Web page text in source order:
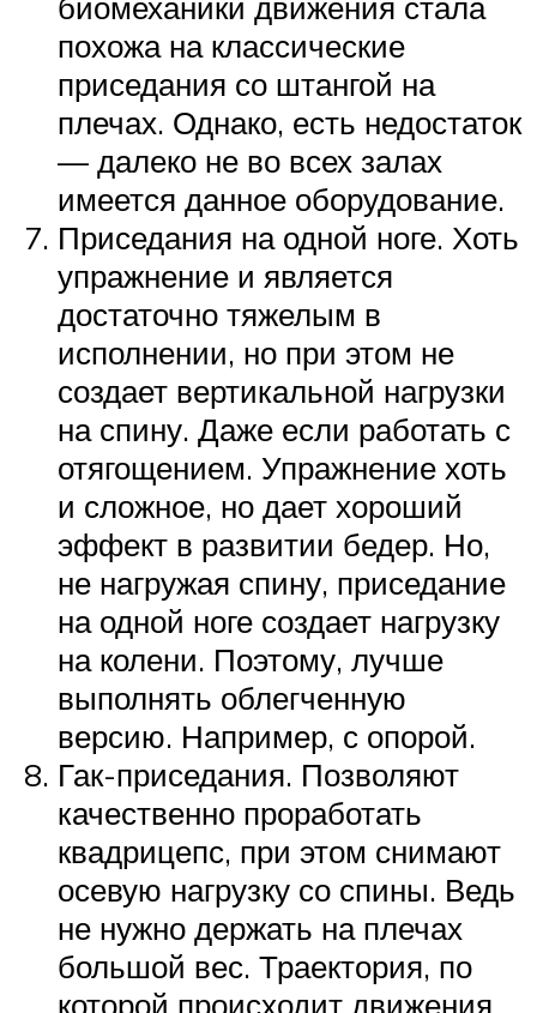
похожа на классические
приседания со штангой на
плечах. Однако, есть недостаток
— далеко не во всех залах
имеется данное оборудование.
Приседания на одной ноге. Хоть
упражнение и является
достаточно тяжелым в
исполнении, но при этом не
создает вертикальной нагрузки
на спину. Даже если работать с
отягощением. Упражнение хоть
и сложное, но дает хороший
эффект в развитии бедер. Но,
не нагружая спину, приседание
на одной ноге создает нагрузку
на колени. Поэтому, лучше
выполнять облегченную
версию. Например, с опорой.
Гак-приседания. Позволяют
качественно проработать
квадрицепс, при этом снимают
осевую нагрузку со спины. Ведь
не нужно держать на плечах
большой вес. Траектория, по
которой происходит движения,